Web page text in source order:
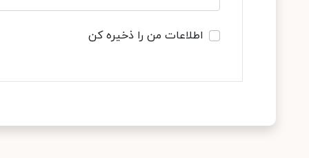
اطلاعات من را ذخیره کن